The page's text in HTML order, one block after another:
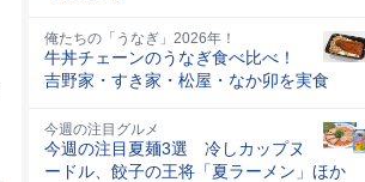
俺たちの「うなぎ」2026年！
牛丼チェーンのうなぎ食べ比べ！
吉野家・すき家・松屋・なか卯を実食
今週の注目グルメ
今週の注目夏麺3選 冷しカップヌ
ードル、餃子の王将「夏ラーメン」ほか